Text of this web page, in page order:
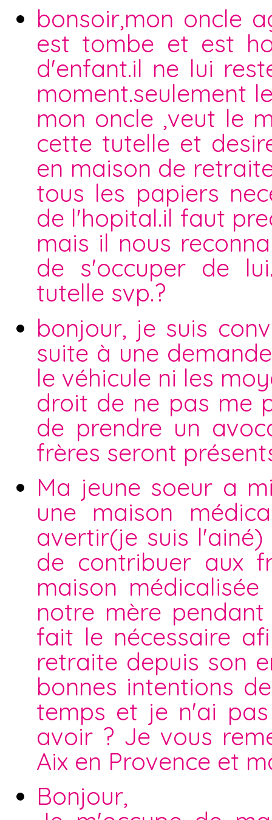
bonsoir,mon oncle
est tombe et est
d'enfant.il ne lui
moment.seulement
mon oncle ,veut le
cette tutelle et
en maison de
tous les papiers
de l'hopital.il faut
mais il nous
de s'occuper de
tutelle svp.?
bonjour, je suis
suite à une
le véhicule ni les
droit de ne pas me
de prendre un
frères seront
Ma jeune soeur a
une maison
avertir(je suis
de contribuer aux
maison
notre mère
fait le nécessaire
retraite depuis son
bonnes intentions
temps et je n'ai
avoir ? Je vous
Aix en Provence et
Bonjour,